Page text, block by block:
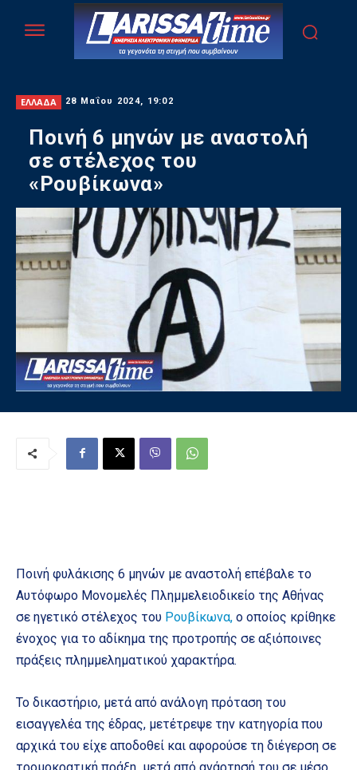
ΕΛΛΑΔΑ 28 Μαΐου 2024, 19:02
Ποινή 6 μηνών με αναστολή
σε στέλεχος του
«Ρουβίκωνα»
Ποινή φυλάκισης 6 μηνών με αναστολή επέβαλε το
Αυτόφωρο Μονομελές Πλημμελειοδικείο της Αθήνας
σε ηγετικό στέλεχος του Ρουβίκωνα, ο οποίος κρίθηκε
ένοχος για το αδίκημα της προτροπής σε αξιόποινες
πράξεις πλημμεληματικού χαρακτήρα.
Το δικαστήριο, μετά από ανάλογη πρόταση του
εισαγγελέα της έδρας, μετέτρεψε την κατηγορία που
αρχικά του είχε αποδοθεί και αφορούσε τη διέγερση σε
τρομοκρατική πράξη μετά από ανάρτησή του σε μέσο